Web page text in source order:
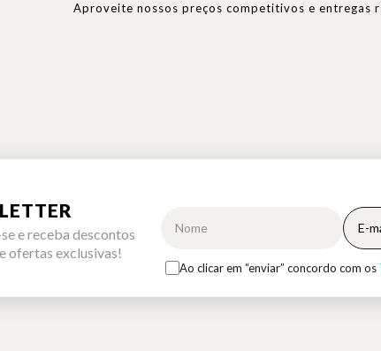
Aproveite nossos preços competitivos e entregas
e receba descontos
ofertas exclusivas!
Ao clicar em “enviar” concordo com os